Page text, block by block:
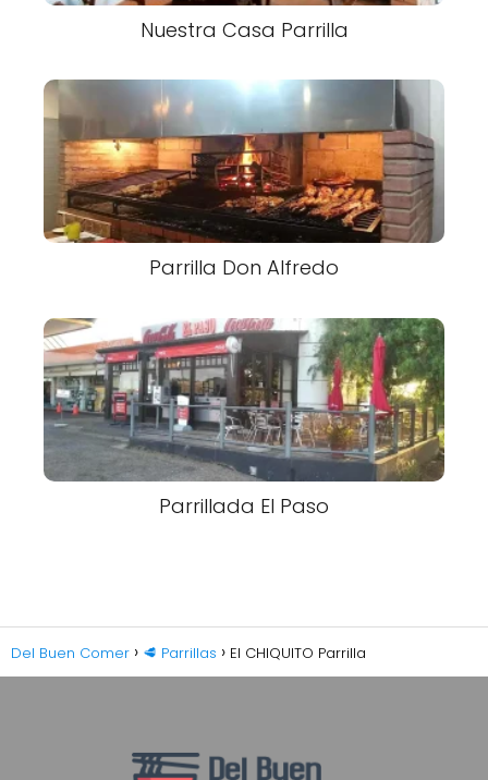
Nuestra Casa Parrilla
Parrilla Don Alfredo
Parrillada El Paso
Del Buen Comer 🥩 Parrillas El CHIQUITO Parrilla